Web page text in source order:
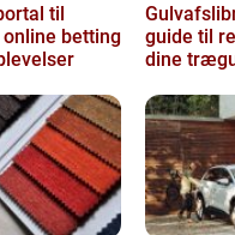
til
betting
guide til
dine